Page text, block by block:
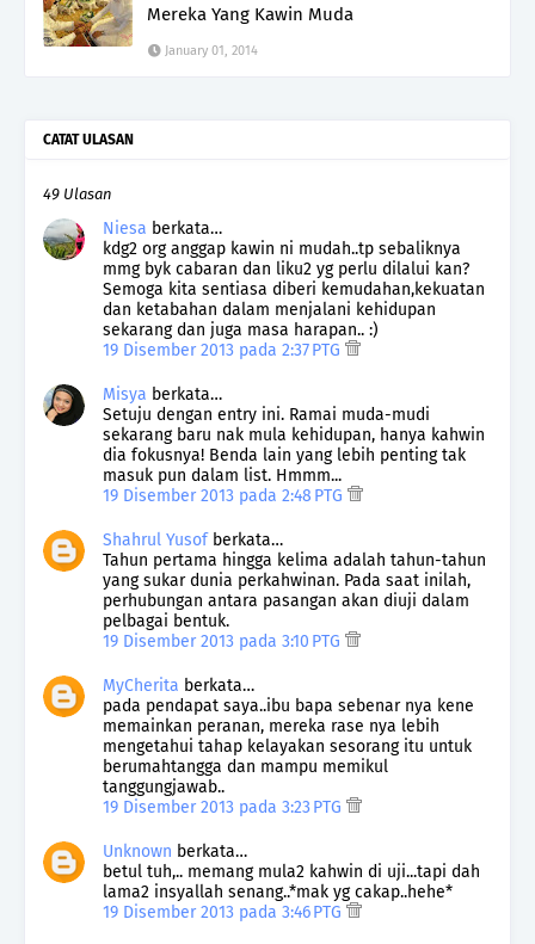
Mereka Yang Kawin Muda
January 01, 2014
CATAT ULASAN
49 Ulasan
Niesa berkata…
kdg2 org anggap kawin ni mudah..tp sebaliknya
mmg byk cabaran dan liku2 yg perlu dilalui kan?
Semoga kita sentiasa diberi kemudahan,kekuatan
dan ketabahan dalam menjalani kehidupan
sekarang dan juga masa harapan.. :)
19 Disember 2013 pada 2:37 PTG
Misya berkata…
Setuju dengan entry ini. Ramai muda-mudi
sekarang baru nak mula kehidupan, hanya kahwin
dia fokusnya! Benda lain yang lebih penting tak
masuk pun dalam list. Hmmm...
19 Disember 2013 pada 2:48 PTG
Shahrul Yusofberkata…
Tahun pertama hingga kelima adalah tahun-tahun
yang sukar dunia perkahwinan. Pada saat inilah,
perhubungan antara pasangan akan diuji dalam
pelbagai bentuk.
19 Disember 2013 pada 3:10 PTG
MyCherita berkata…
pada pendapat saya..ibu bapa sebenar nya kene
memainkan peranan, mereka rase nya lebih
mengetahui tahap kelayakan sesorang itu untuk
berumahtangga dan mampu memikul
tanggungjawab..
19 Disember 2013 pada 3:23 PTG
Unknown berkata…
betul tuh,.. memang mula2 kahwin di uji...tapi dah
lama2 insyallah senang..*mak yg cakap..hehe*
19 Disember 2013 pada 3:46 PTG